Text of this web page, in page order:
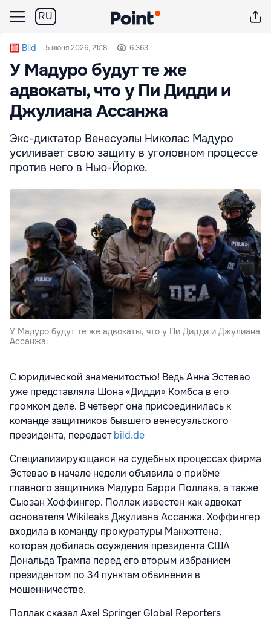
RU
Bild 5 июня 2026, 21:18 6 363
У Мадуро будут те же
адвокаты, что у Пи Дидди и
Джулиана Ассанжа
Экс-диктатор Венесуэлы Николас Мадуро
усиливает свою защиту в уголовном процессе
против него в Нью-Йорке.
У Мадуро будут те же адвокаты, что у Пи Дидди и Джулиана
Ассанжа.
С юридической знаменитостью! Ведь Анна Эстевао
уже представляла Шона «Дидди» Комбса в его
громком деле. В четверг она присоединилась к
команде защитников бывшего венесуэльского
президента, передаетbild.de
Специализирующаяся на судебных процессах фирма
Эстевао в начале недели объявила о приёме
главного защитника Мадуро Барри Поллака, а также
Сьюзан Хоффингер. Поллак известен как адвокат
основателя Wikileaks Джулиана Ассанжа. Хоффингер
входила в команду прокуратуры Манхэттена,
которая добилась осуждения президента США
Дональда Трампа перед его вторым избранием
президентом по 34 пунктам обвинения в
мошенничестве.
Поллак сказал Axel Springer Global Reporters